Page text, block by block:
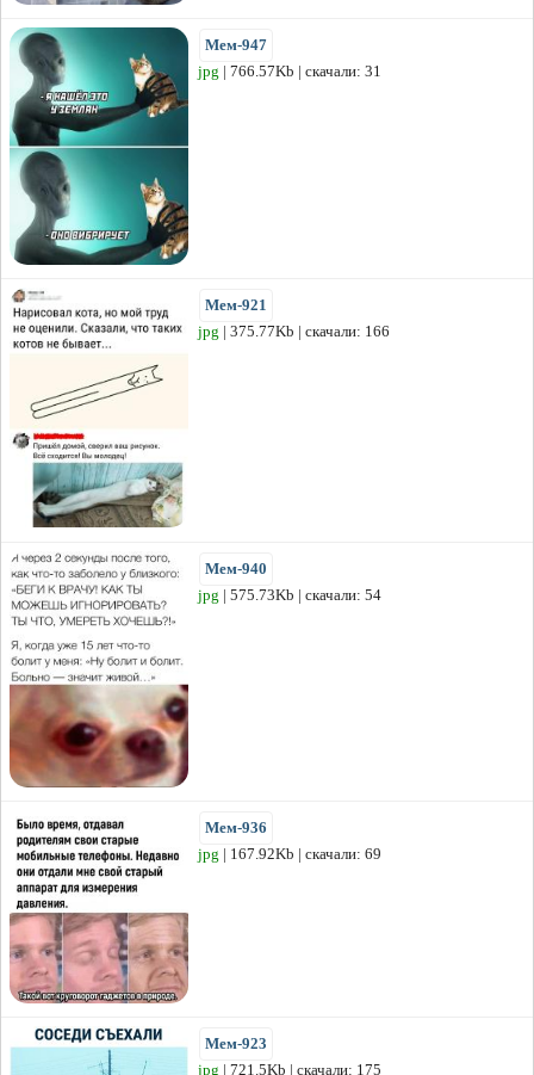
Мем-947
jpg | 766.57Kb | скачали: 31
Мем-921
jpg | 375.77Kb | скачали: 166
Мем-940
jpg | 575.73Kb | скачали: 54
Мем-936
jpg | 167.92Kb | скачали: 69
Мем-923
jpg | 721.5Kb | скачали: 175